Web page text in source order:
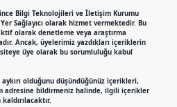
Bilgi Teknolojileri ve İletişim Kurumu
Sağlayıcı olarak hizmet vermektedir. Bu
olarak denetleme veya araştırma
Ancak, üyelerimiz yazdıkları içeriklerin
üye olarak bu sorumluluğu kabul
olduğunu düşündüğünüz içerikleri,
adresine bildirmeniz halinde, ilgili içerikler